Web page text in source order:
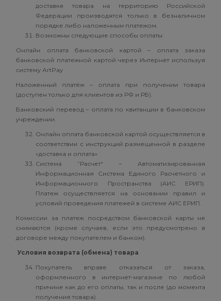
доставке товара на территорию Российской
Федерации производятся только в безналичном
порядке либо наложенным платежом.
Возможны следующие способы оплаты:
Онлайн оплата банковской картой – оплата заказа
банковской платежной картой через Интернет используя
систему ArtPay
Наложенный платёж – оплата при получении товара
(доступен только для клиентов из РФ и РБ).
Банковский перевод – оплата по квитанции в банковском
учреждении.
Онлайн оплата банковской картой осуществляется в
соответствии с инструкций размещенной в разделе
«доставка и оплата»
Система ”Расчет“ – Автоматизированная
Информационная Система Единого Расчетного и
Информационного Пространства (АИС ЕРИП).
Платеж осуществляется на основании правил и
условий проведения платежей в системе АИС ЕРИП.
Комиссии за платеж посредством банковской карты не
снимаются (кроме случаев, если это предусмотрено в
договоре между покупателем и банком).
Условия возврата (обмена) товара
Покупатель вправе отказаться от заказа,
оформленного в интернет-магазине по любой
причине как до его оплаты, так и после (до момента
получения товара).